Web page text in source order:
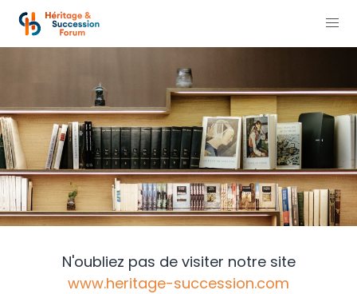
N'oubliez pas de visiter notre site
www.heritage-succession.com